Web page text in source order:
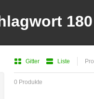
Gitter Liste
0 Produkte